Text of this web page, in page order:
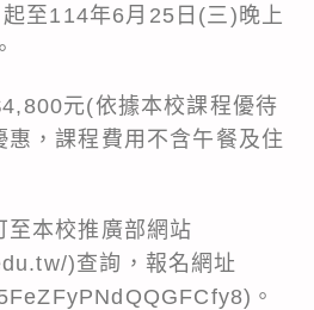
至114年6月25日(三)晚上
元(依據本校課程優待
，課程費用不含午餐及住
至本校推廣部網站
)查詢，報名網址
。